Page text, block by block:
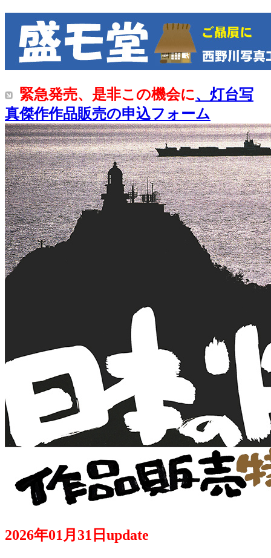
緊急発売、是非この機会に、灯台写
真傑作作品販売の申込フォーム
2026年01月31日update